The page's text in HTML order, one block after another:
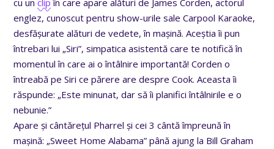
cu unclip în care apare alături de James Corden, actorul
englez, cunoscut pentru show-urile sale Carpool Karaoke,
desfășurate alături de vedete, în mașină. Aceștia îi pun
întrebari lui „Siri”, simpatica asistentă care te notifică în
momentul în care ai o întâlnire importantă! Corden o
întreabă pe Siri ce părere are despre Cook. Aceasta îi
răspunde: „Este minunat, dar să îi planifici întâlnirile e o
nebunie.”
Apare și cântărețul Pharrel și cei 3 cântă împreună în
mașină: „Sweet Home Alabama” până ajung la Bill Graham